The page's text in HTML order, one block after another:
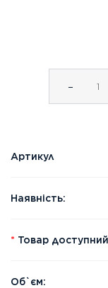
-
Артикул
Наявність:
* Товар
Об`єм: